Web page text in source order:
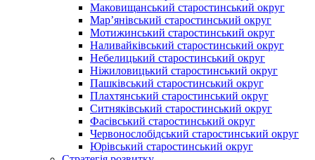
Маковищанський старостинський округ
Мар’янівський старостинський округ
Мотижинський старостинський округ
Наливайківський старостинський округ
Небелицький старостинський округ
Ніжиловицький старостинський округ
Пашківський старостинський округ
Плахтянський старостинський округ
Ситняківський старостинський округ
Фасівський старостинський округ
Червонослобідський старостинський округ
Юрівський старостинський округ